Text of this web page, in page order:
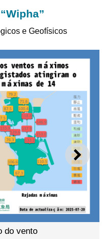
e Geofísicos
do vento